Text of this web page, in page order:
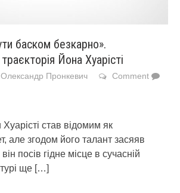
баском безкарно».
Йона Хуарісті
Олександр Пронкевич Comment
став відомим як
але згодом його талант засяяв
посів гідне місце в сучасній
ще […]